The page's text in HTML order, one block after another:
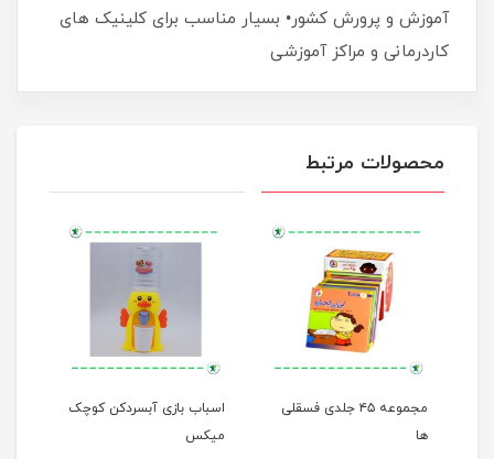
آموزش و پرورش کشور• بسیار مناسب برای کلینیک های
کاردرمانی و مراکز آموزشی
محصولات مرتبط
مجموعه ۴۵ جلدی فسقلی
ها
اسباب بازی آبسردکن کوچک
میکس